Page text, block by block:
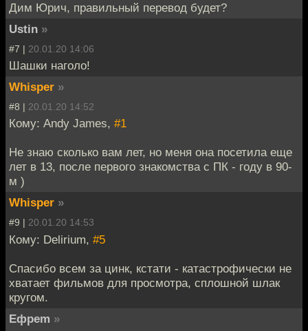
Дим Юрич, правильный перевод будет?
Ustin »
#7 | 20.01.20 14:06
Шашки наголо!
Whisper »
#8 | 20.01.20 14:52
Кому: Andy James, #1
Не знаю сколько вам лет, но меня она посетила еще
лет в 13, после первого знакомства с ПК - году в 90-
м )
Whisper »
#9 | 20.01.20 14:53
Кому: Delirium, #5
Спасибо всем за цинк, кстати - катастрофически не
хватает фильмов для просмотра, сплошной шлак
кругом.
Ефреm »